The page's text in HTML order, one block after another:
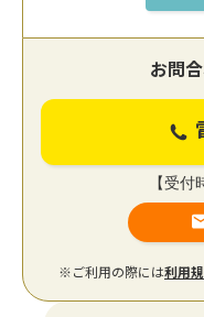
お問
【受
※ご利用の際には利用